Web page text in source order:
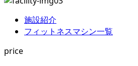
施設紹介
フィットネスマシン一覧
price